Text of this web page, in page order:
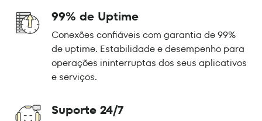
99% de Uptime
Conexões confiáveis com garantia de 99%
de uptime. Estabilidade e desempenho para
operações ininterruptas dos seus aplicativos
e serviços.
Suporte 24/7